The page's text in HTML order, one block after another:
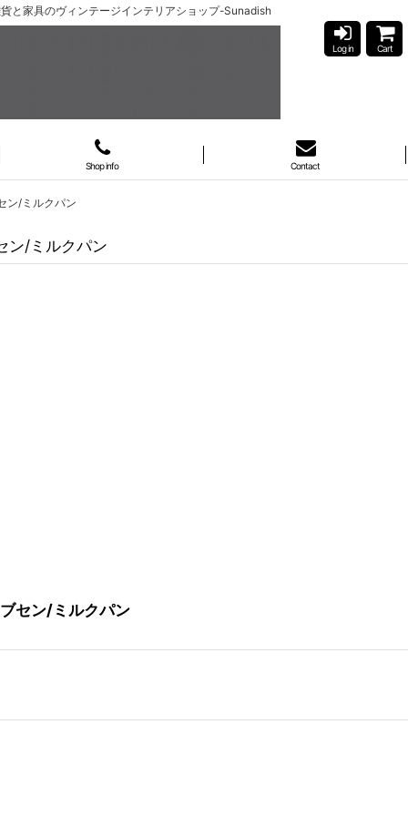
と家具のヴィンテージインテリアショップ-Sunadish
Log in Cart
Shop info Contact
ン/ミルクパン
ン/ミルクパン
セン/ミルクパン